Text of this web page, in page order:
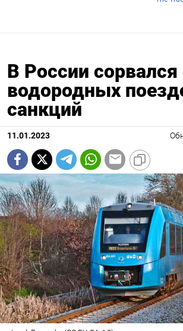
В России сорвался
водородных
санкций
11.01.2023